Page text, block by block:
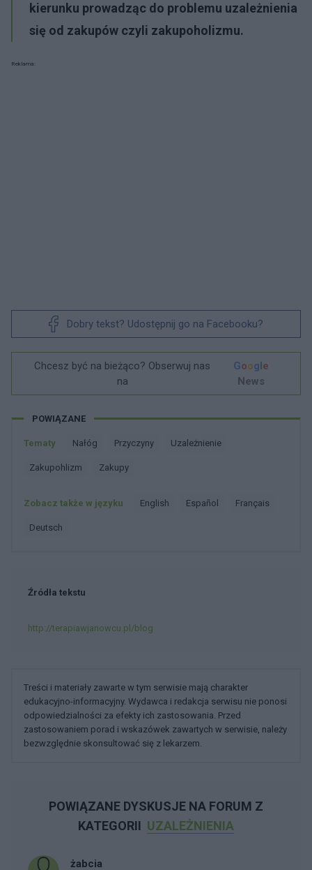
kierunku prowadząc do problemu uzależnienia
się od zakupów czyli zakupoholizmu.
Reklama:
Dobry tekst? Udostępnij go na Facebooku?
Chcesz być na bieżąco? Obserwuj nas
na
Google
News
POWIĄZANE
Tematy Nałóg Przyczyny Uzależnienie
Zakupohlizm Zakupy
Zobacz także w języku english español français
deutsch
Źródła tekstu
http://terapiawjanowcu.pl/blog
Treści i materiały zawarte w tym serwisie mają charakter
edukacyjno-informacyjny. Wydawca i redakcja serwisu nie ponosi
odpowiedzialności za efekty ich zastosowania. Przed
zastosowaniem porad i wskazówek zawartych w serwisie, należy
bezwzględnie skonsultować się z lekarzem.
POWIĄZANE DYSKUSJE NA FORUM Z
KATEGORII UZALEŻNIENIA
żabcia